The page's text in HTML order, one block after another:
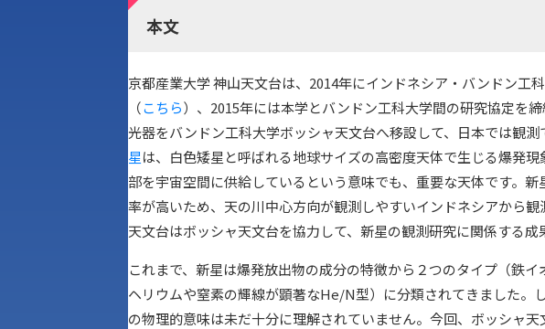
本文
京都産業大学 神山天文台は、2014年にインドネシア・バンドン工
（こちら）、2015年には本学とバンドン工科大学間の研究協定を
光器をバンドン工科大学ボッシャ天文台へ移設して、日本では観
星は、白色矮星と呼ばれる地球サイズの高密度天体で生じる爆発
部を宇宙空間に供給しているという意味でも、重要な天体です。
率が高いため、天の川中心方向が観測しやすいインドネシアから
天文台はボッシャ天文台を協力して、新星の観測研究に関係する
これまで、新星は爆発放出物の成分の特徴から２つのタイプ（鉄
ヘリウムや窒素の輝線が顕著なHe/N型）に分類されてきました。
の物理的意味は未だ十分に理解されていません。今回、ボッシャ